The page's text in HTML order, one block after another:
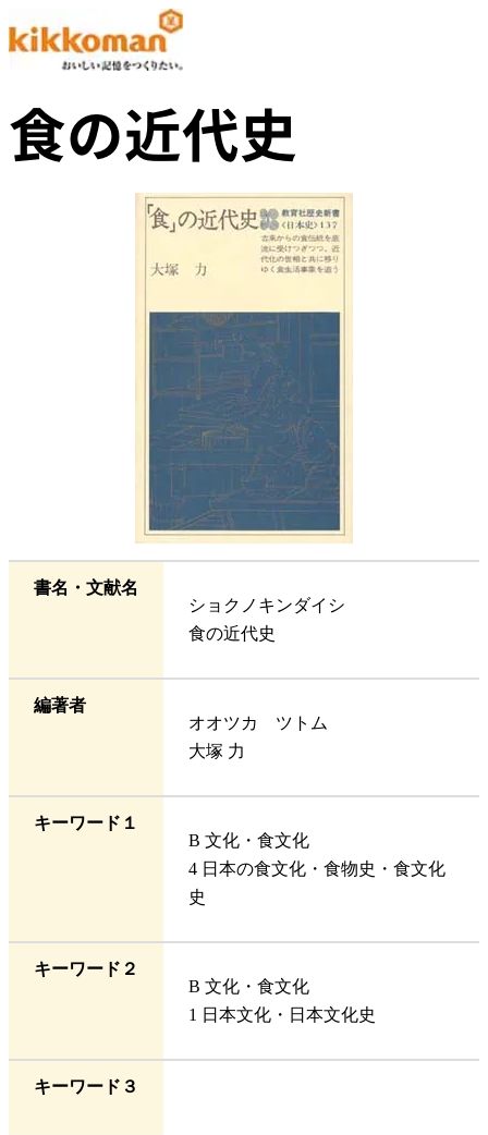
食の近代史
書名・文献名
ショクノキンダイシ
食の近代史
編著者
オオツカ ツトム
大塚 力
キーワード１
B 文化・食文化
4 日本の食文化・食物史・食文化
史
キーワード２
B 文化・食文化
1 日本文化・日本文化史
キーワード３